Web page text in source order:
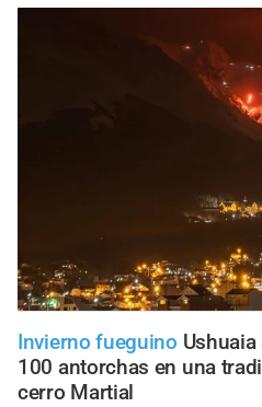
Invierno fueguino
100 antorchas en una
cerro Martial